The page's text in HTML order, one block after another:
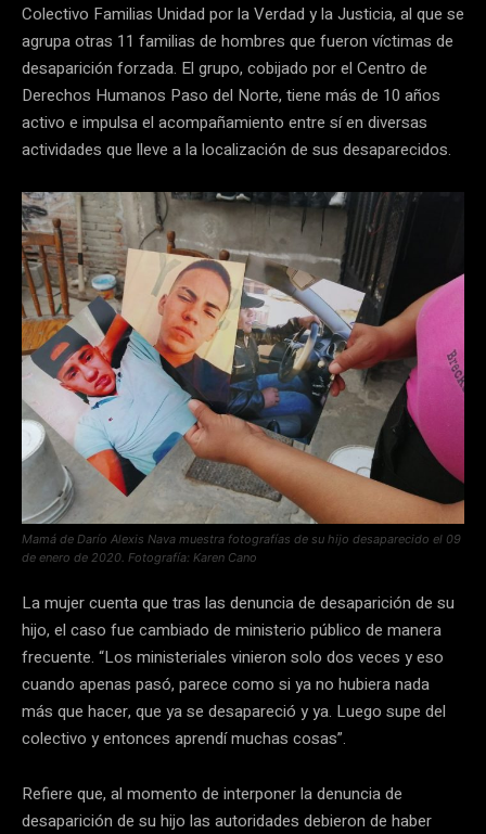
Colectivo Familias Unidad por la Verdad y la Justicia, al que se
agrupa otras 11 familias de hombres que fueron víctimas de
desaparición forzada. El grupo, cobijado por el Centro de
Derechos Humanos Paso del Norte, tiene más de 10 años
activo e impulsa el acompañamiento entre sí en diversas
actividades que lleve a la localización de sus desaparecidos.
Mamá de Darío Alexis Nava muestra fotografías de su hijo desaparecido el 09
de enero de 2020. Fotografía: Karen Cano
La mujer cuenta que tras las denuncia de desaparición de su
hijo, el caso fue cambiado de ministerio público de manera
frecuente. “Los ministeriales vinieron solo dos veces y eso
cuando apenas pasó, parece como si ya no hubiera nada
más que hacer, que ya se desapareció y ya. Luego supe del
colectivo y entonces aprendí muchas cosas”.
Refiere que, al momento de interponer la denuncia de
desaparición de su hijo las autoridades debieron de haber